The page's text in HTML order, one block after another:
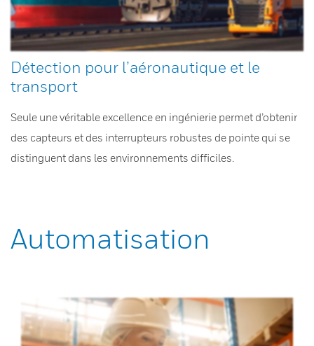
Détection pour l’aéronautique et le
transport
Seule une véritable excellence en ingénierie permet d’obtenir
des capteurs et des interrupteurs robustes de pointe qui se
distinguent dans les environnements difficiles.
Automatisation